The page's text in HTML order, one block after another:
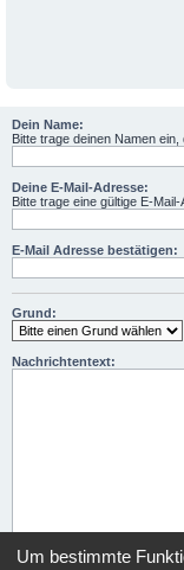
Dein Name:
Bitte trage deinen Namen
Deine E-Mail-Adresse:
Bitte trage eine gültige E-
E-Mail Adresse bestätigen:
Grund:
Nachrichtentext:
Um bestimmte